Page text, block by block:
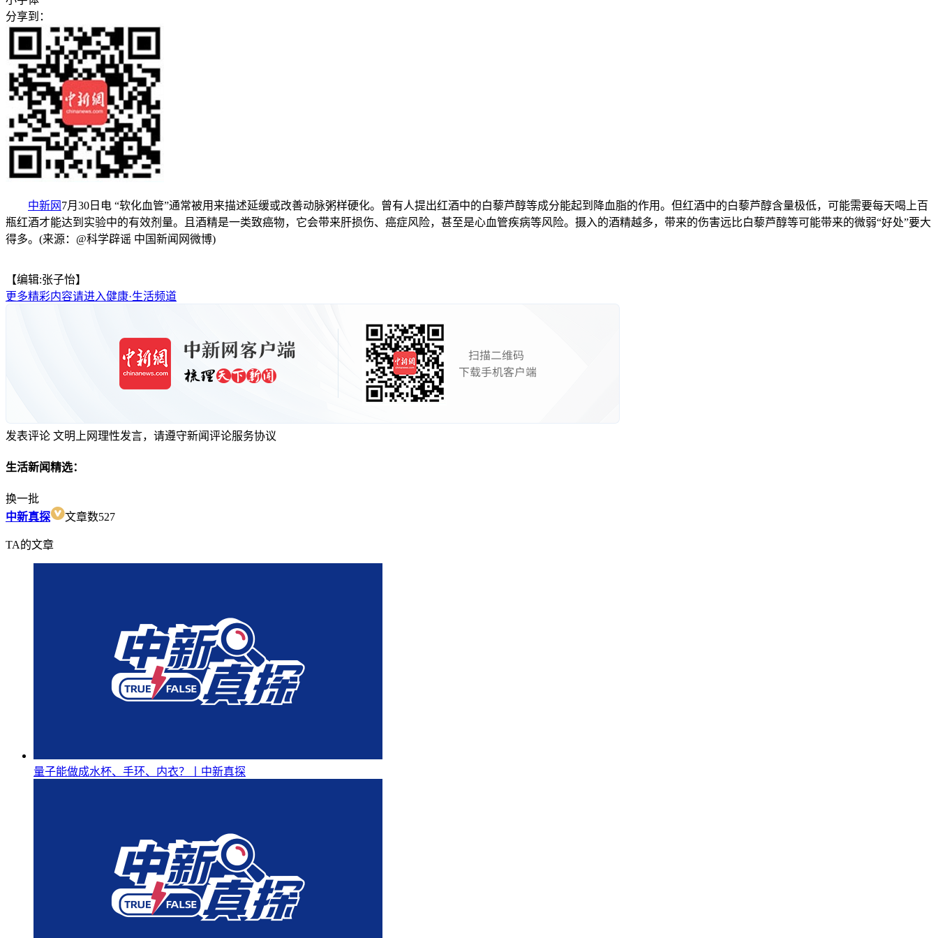
分享到：
中新网 7月30日电 “软化血管”通常被用来描述延缓或改善动脉粥样硬化。曾有人提出红酒中的白藜芦醇等成分能起到降血脂的作用。但红酒中的白藜芦醇含量极低，可能需要每天喝上百
瓶红酒才能达到实验中的有效剂量。且酒精是一类致癌物，它会带来肝损伤、癌症风险，甚至是心血管疾病等风险。摄入的酒精越多，带来的伤害远比白藜芦醇等可能带来的微弱“好处”要大
得多。(来源：@科学辟谣 中国新闻网微博)
【编辑:张子怡】
更多精彩内容请进入健康·生活频道
发表评论 文明上网理性发言，请遵守新闻评论服务协议
生活新闻精选：
换一批
中新真探
文章数527
TA的文章
量子能做成水杯、手环、内衣？丨中新真探